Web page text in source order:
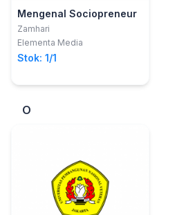
Mengenal Sociopreneur
Zamhari
Elementa Media
Stok: 1/1
O